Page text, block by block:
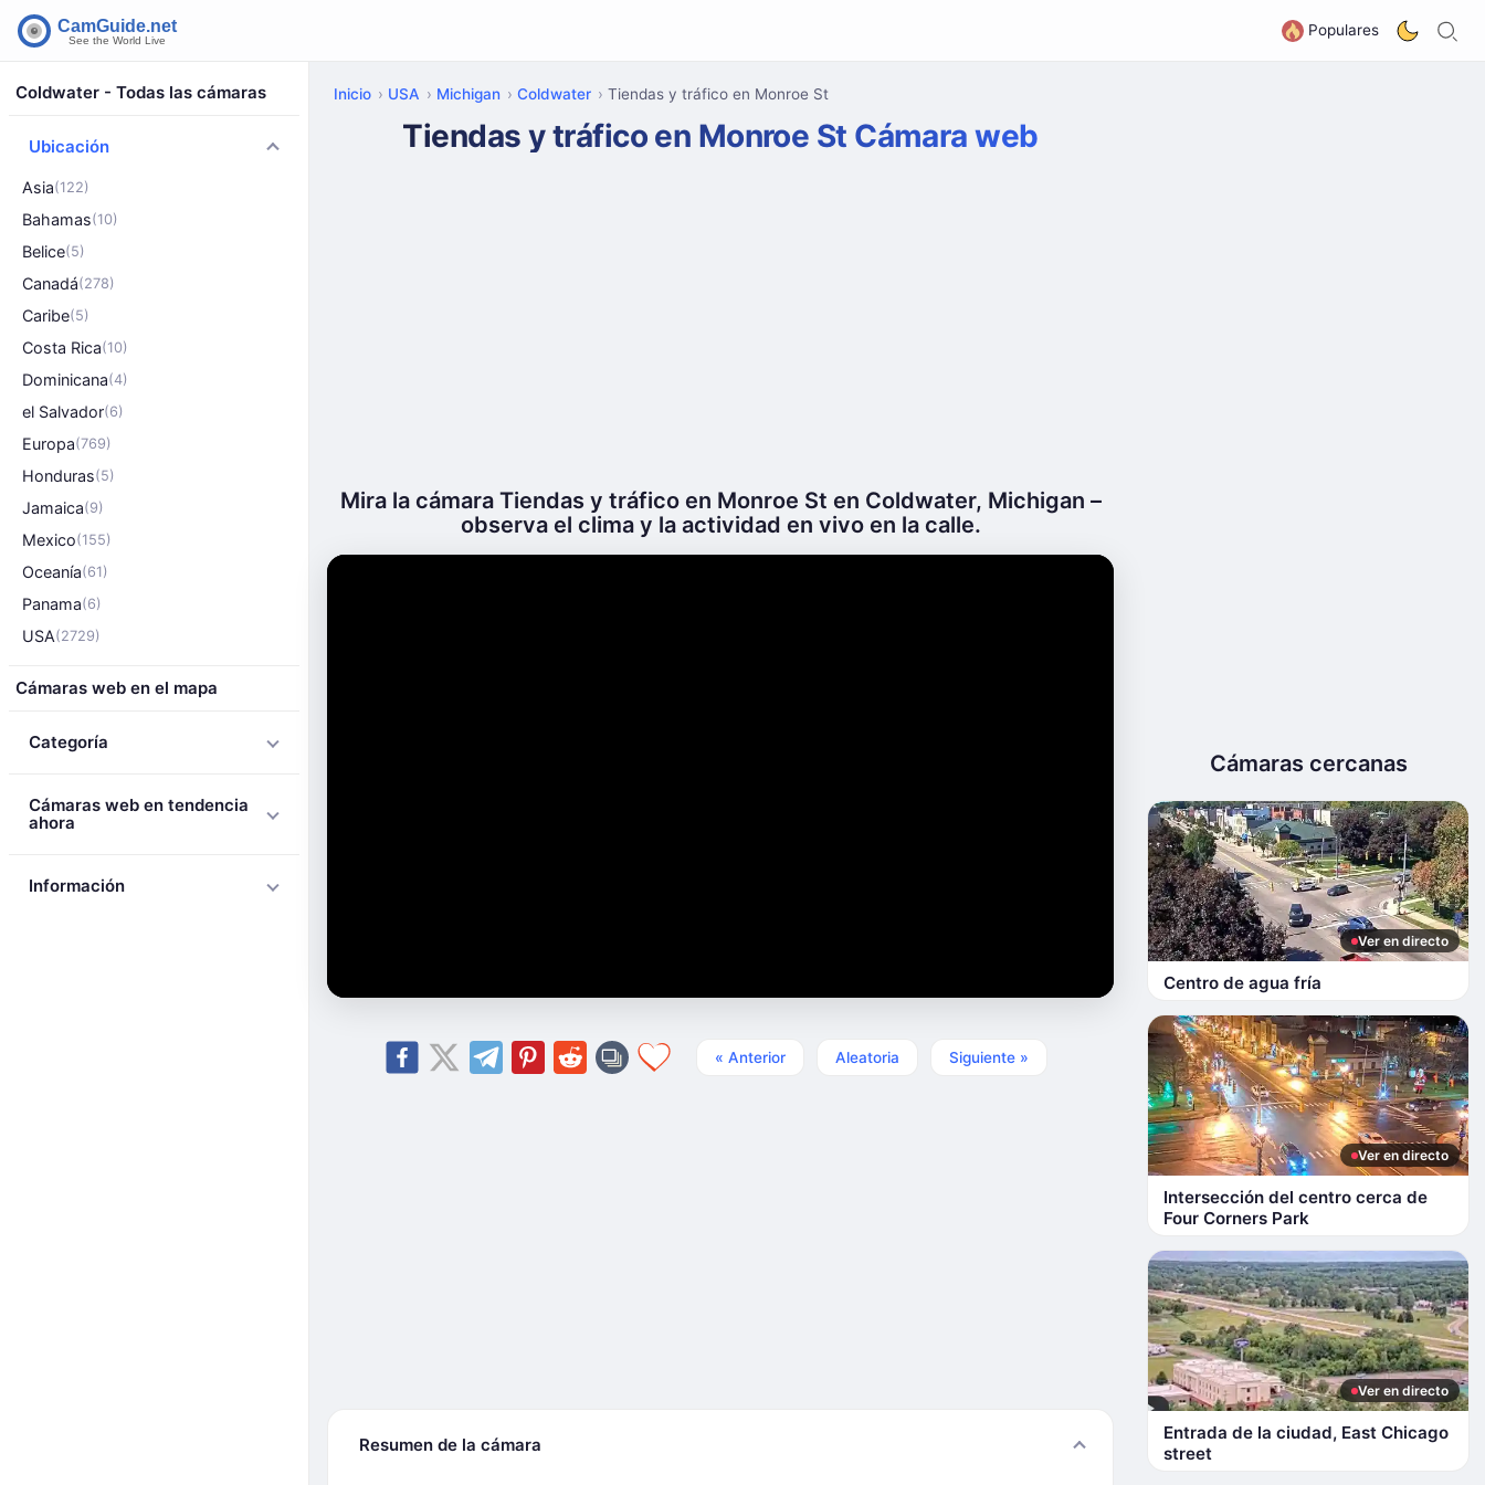
Populares
Coldwater - Todas las cámaras
Ubicación
Asia(122)
Bahamas(10)
Belice(5)
Canadá(278)
Caribe(5)
Costa Rica(10)
Dominicana(4)
el Salvador(6)
Europa(769)
Honduras(5)
Jamaica(9)
Mexico(155)
Oceanía(61)
Panama(6)
USA(2729)
Cámaras web en el mapa
Categoría
Cámaras web en tendencia
ahora
Información
Inicio USA Michigan Coldwater Tiendas y tráfico en Monroe St
Tiendas y tráfico en Monroe St Cámara web
Mira la cámara Tiendas y tráfico en Monroe St en Coldwater, Michigan –
observa el clima y la actividad en vivo en la calle.
« Anterior Aleatoria Siguiente »
Resumen de la cámara
Cámaras cercanas
Ver en directo
Centro de agua fría
Ver en directo
Intersección del centro cerca de
Four Corners Park
Ver en directo
Entrada de la ciudad, East Chicago
street